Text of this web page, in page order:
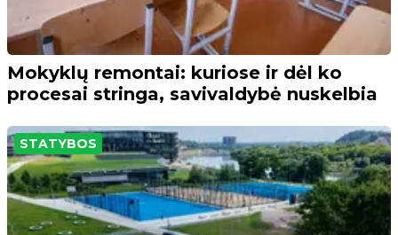
Mokyklų remontai: kuriose ir dėl ko
procesai stringa, savivaldybė nuskelbia
STATYBOS